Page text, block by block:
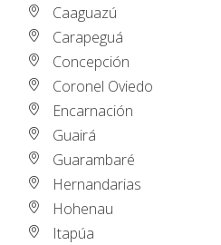
Caaguazú
Carapeguá
Concepción
Coronel Oviedo
Encarnación
Guairá
Guarambaré
Hernandarias
Hohenau
Itapúa